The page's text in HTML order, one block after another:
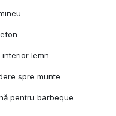
interior lemn
spre munte
pentru barbeque